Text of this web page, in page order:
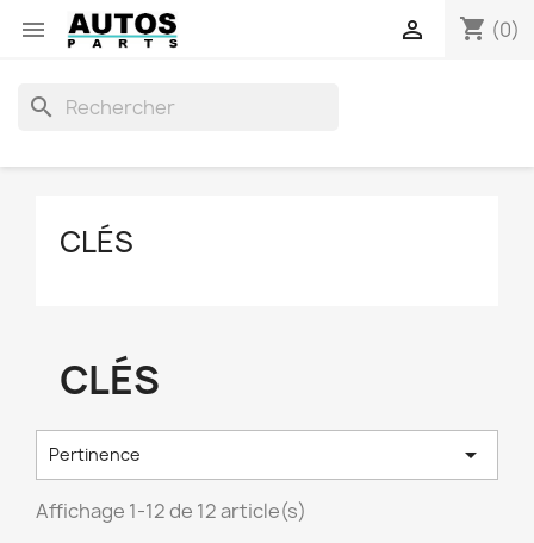
 shopping_cart (0)

search
CLÉS
CLÉS
Pertinence 
Affichage 1-12 de 12 article(s)